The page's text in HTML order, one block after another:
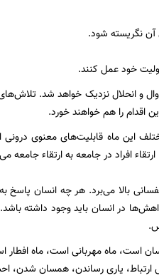
آن نگریسته شود.
خود عمل کنند.
و انحلال نزدیک خواهد شد.
اقدام را هم خواهند خورد.
این ماه قابلیت‌های معنوی درونی
افراد در جامعه به ارتقاء جامعه
بالا می‌برد. هر چه انسان
در انسان باید وجود داشته باشد.
است، ماه مهربانی است، ماه افطار
یاری رساندن، همسان شدن،